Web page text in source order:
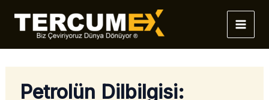
atla
Petrolün Dilbilgisi: